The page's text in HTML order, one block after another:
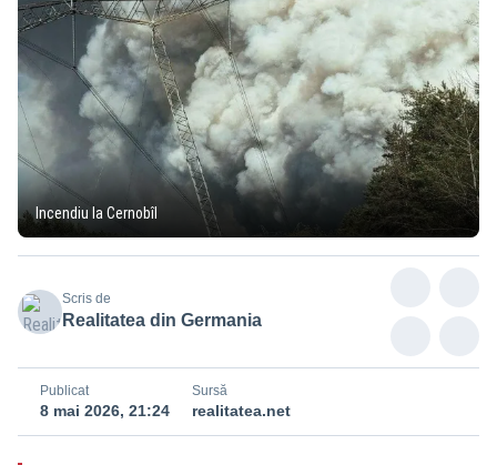
Incendiu la Cernobîl
Scris de
Realitatea din Germania
Publicat
8 mai 2026, 21:24
Sursă
realitatea.net